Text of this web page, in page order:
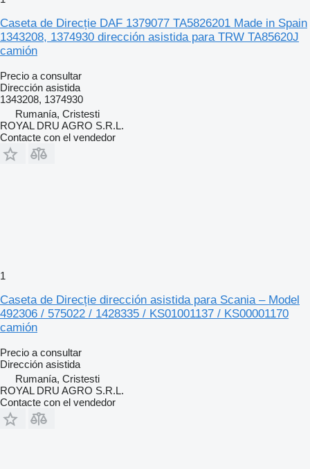
Caseta de Direcție DAF 1379077 TA5826201 Made in Spain
1343208, 1374930 dirección asistida para TRW TA85620J
camión
Precio a consultar
Dirección asistida
1343208, 1374930
Rumanía, Cristesti
ROYAL DRU AGRO S.R.L.
Contacte con el vendedor
1
Caseta de Direcție dirección asistida para Scania – Model
492306 / 575022 / 1428335 / KS01001137 / KS00001170
camión
Precio a consultar
Dirección asistida
Rumanía, Cristesti
ROYAL DRU AGRO S.R.L.
Contacte con el vendedor